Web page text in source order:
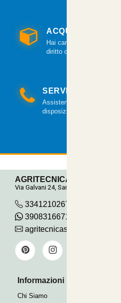
ACQUISTO
Hai cambiato idea? Hai
diritto di recesso.
SERVIZIO CLIENTI
Assistenza clienti via mail
disposizione.
AGRITECNICA S.R.L.
Via Galvani 24, San Pancrazio
3341210267
390831667115
agritecnicasrl@gmail.com
Informazioni Utili
Chi Siamo